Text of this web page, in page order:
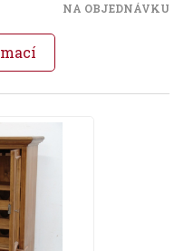
NA OBJEDNÁVKU